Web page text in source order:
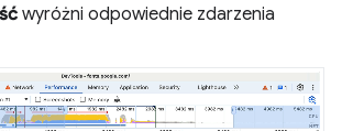
wyróżni odpowiednie zdarzenia